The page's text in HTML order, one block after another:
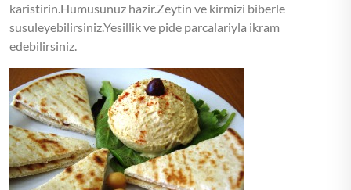
karistirin.Humusunuz hazir.Zeytin ve kirmizi biberle
susuleyebilirsiniz.Yesillik ve pide parcalariyla ikram
edebilirsiniz.